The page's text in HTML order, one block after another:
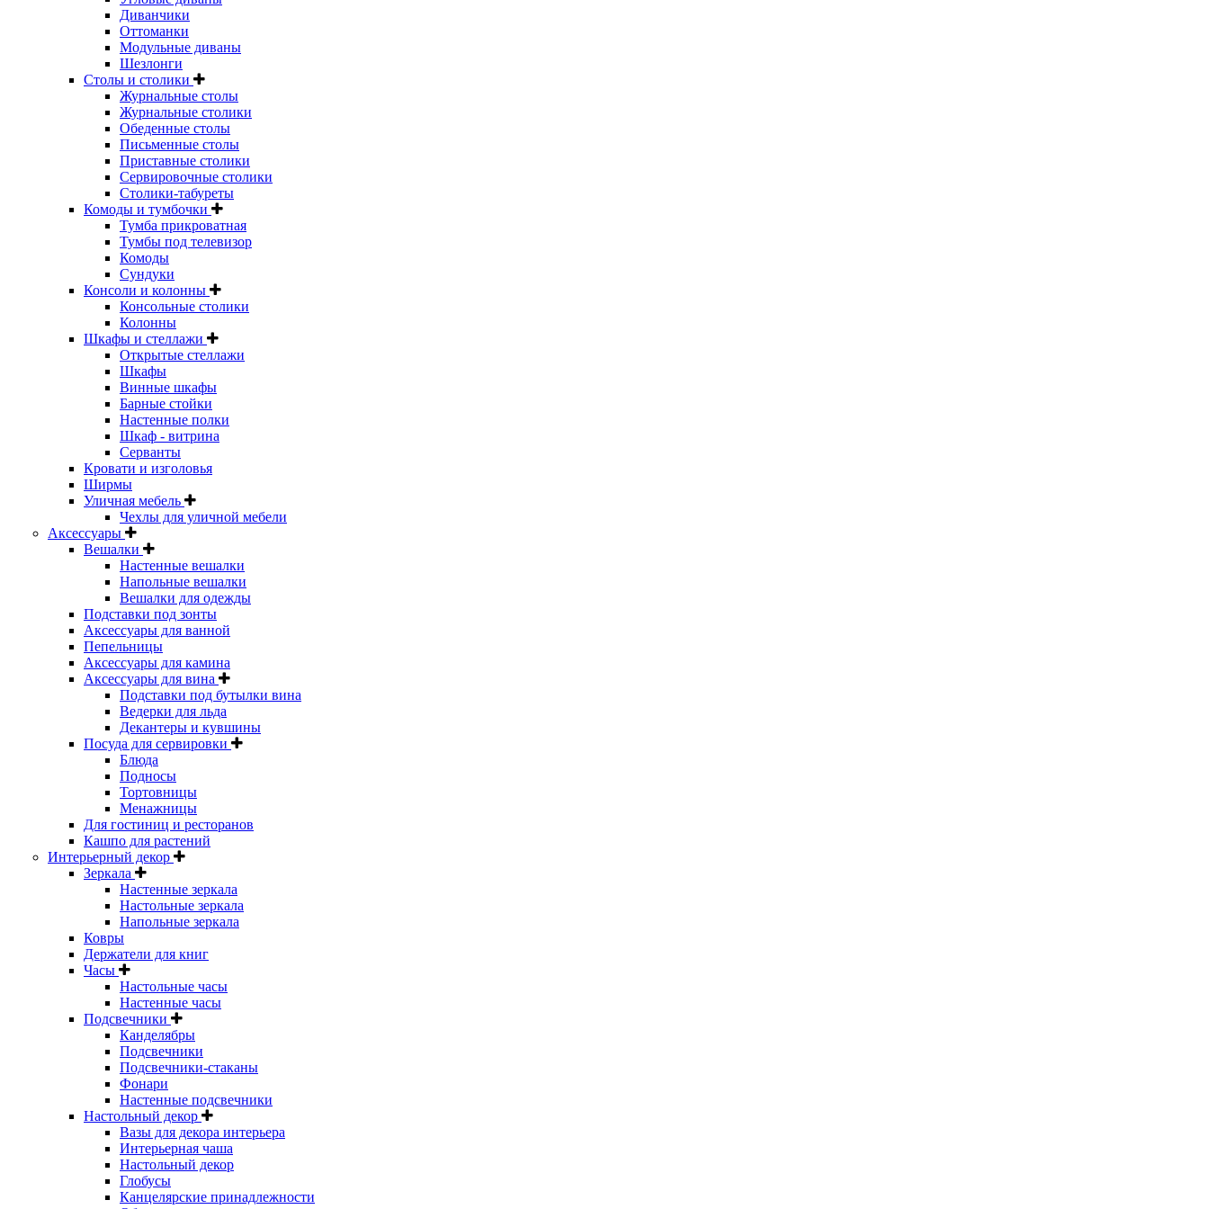
Диванчики
Оттоманки
Модульные диваны
Шезлонги
Столы и столики
Журнальные столы
Журнальные столики
Обеденные столы
Письменные столы
Приставные столики
Сервировочные столики
Столики-табуреты
Комоды и тумбочки
Тумба прикроватная
Тумбы под телевизор
Комоды
Сундуки
Консоли и колонны
Консольные столики
Колонны
Шкафы и стеллажи
Открытые стеллажи
Шкафы
Винные шкафы
Барные стойки
Настенные полки
Шкаф - витрина
Серванты
Кровати и изголовья
Ширмы
Уличная мебель
Чехлы для уличной мебели
Аксессуары
Вешалки
Настенные вешалки
Напольные вешалки
Вешалки для одежды
Подставки под зонты
Аксессуары для ванной
Пепельницы
Аксессуары для камина
Аксессуары для вина
Подставки под бутылки вина
Ведерки для льда
Декантеры и кувшины
Посуда для сервировки
Блюда
Подносы
Тортовницы
Менажницы
Для гостиниц и ресторанов
Кашпо для растений
Интерьерный декор
Зеркала
Настенные зеркала
Настольные зеркала
Напольные зеркала
Ковры
Держатели для книг
Часы
Настольные часы
Настенные часы
Подсвечники
Канделябры
Подсвечники
Подсвечники-стаканы
Фонари
Настенные подсвечники
Настольный декор
Вазы для декора интерьера
Интерьерная чаша
Настольный декор
Глобусы
Канцелярские принадлежности